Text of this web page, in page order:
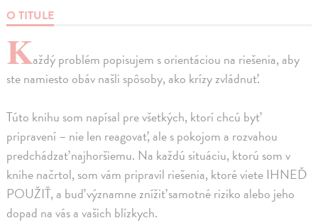
O TITULE
Každý problém popisujem s orientáciou na riešenia, aby
ste namiesto obáv našli spôsoby, ako krízy zvládnuť.
Túto knihu som napísal pre všetkých, ktorí chcú byť
pripravení – nie len reagovať, ale s pokojom a rozvahou
predchádzať najhoršiemu. Na každú situáciu, ktorú som v
knihe načrtol, som vám pripravil riešenia, ktoré viete IHNEĎ
POUŽIŤ, a buď významne znížiť samotné riziko alebo jeho
dopad na vás a vašich blízkych.